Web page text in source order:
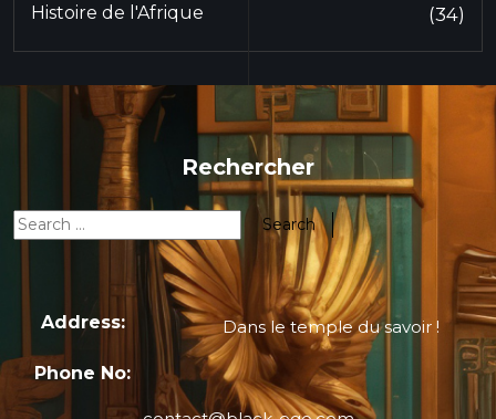
Histoire de l'Afrique (34)
Rechercher
Address: Dans le temple du savoir !
Phone No: